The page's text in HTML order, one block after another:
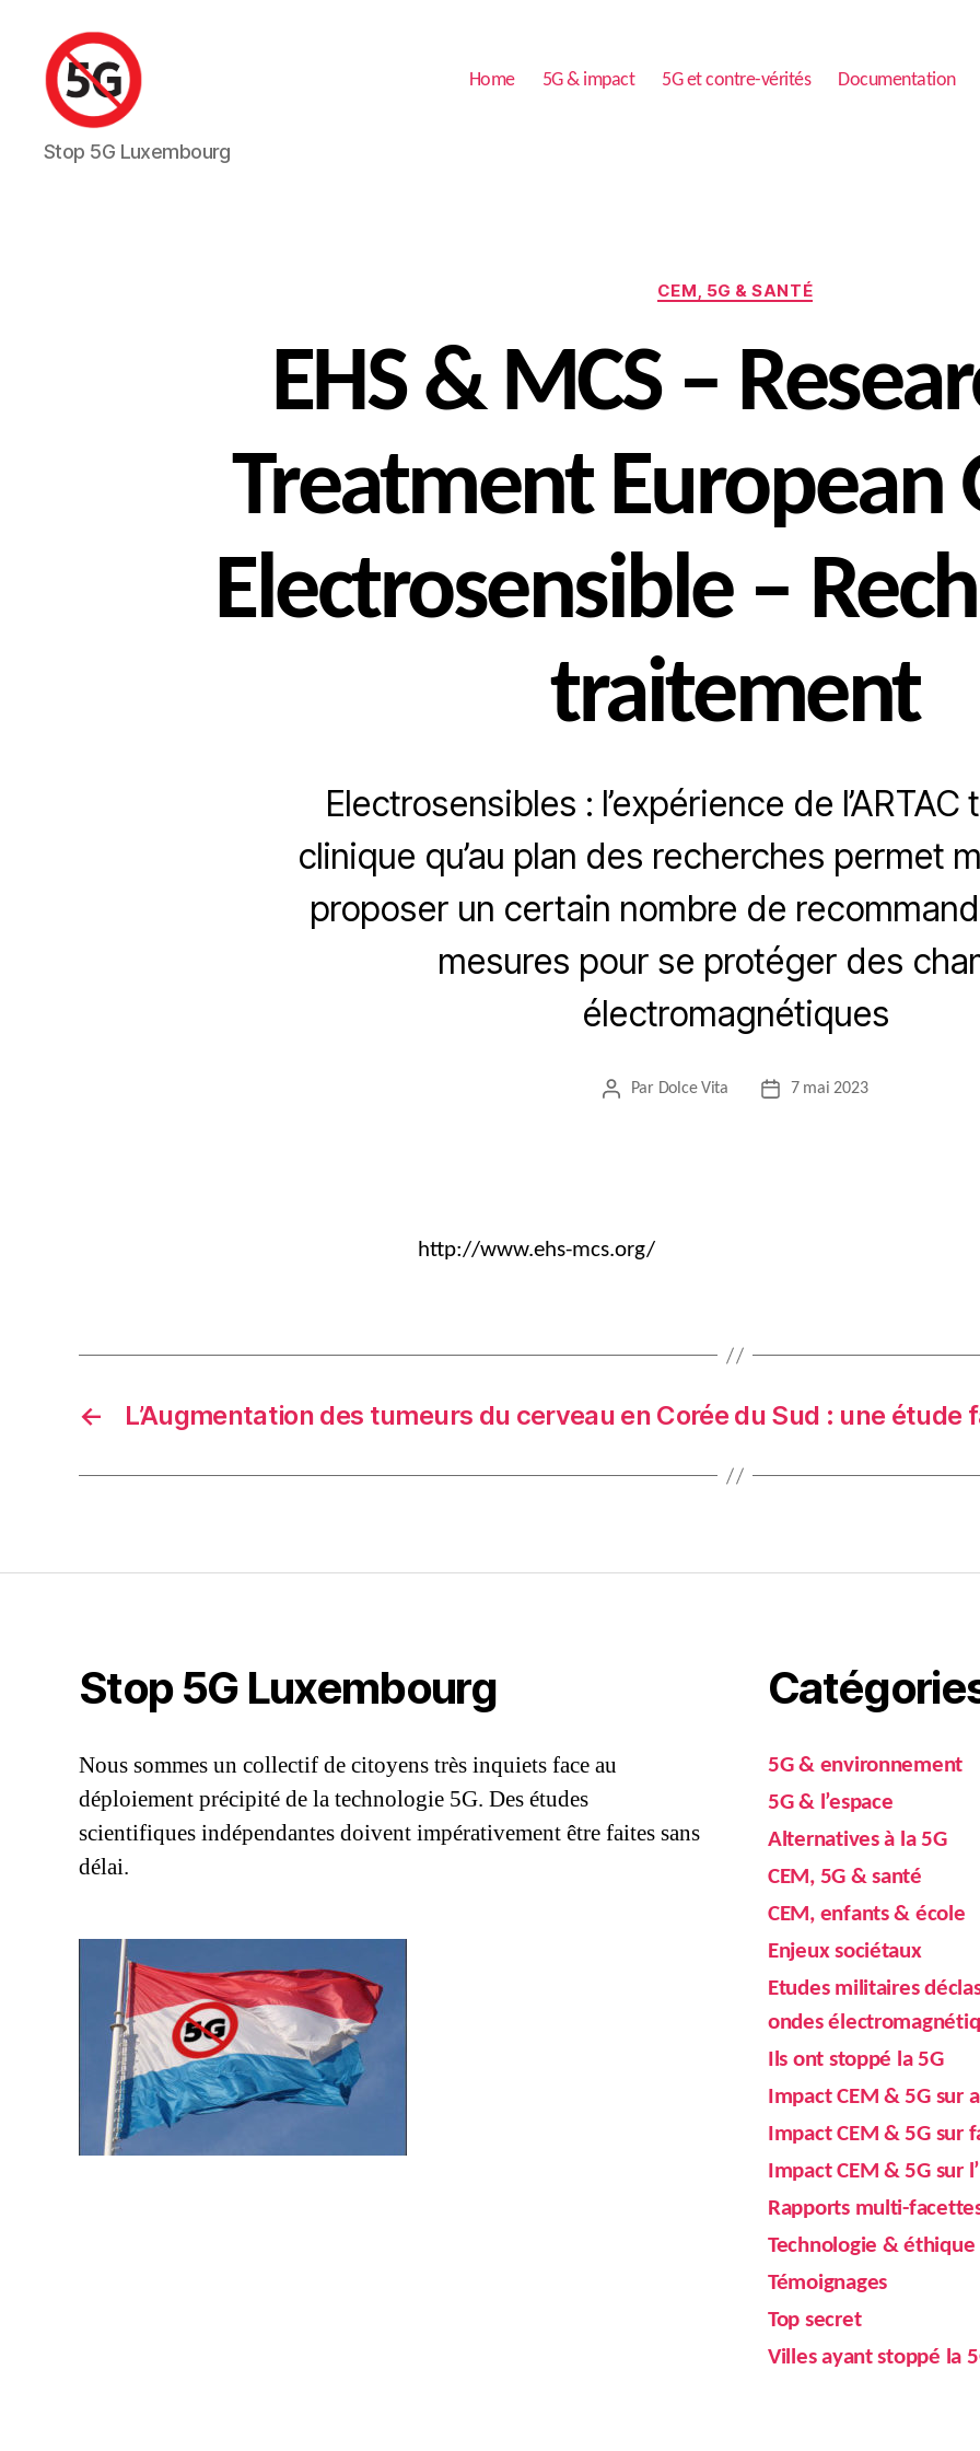
Stop
5G
Stop 5G Luxembourg
Home 5G & impact 5G et contre-vérités Documentation
Catégories
CEM, 5G & SANTÉ
EHS & MCS –
Treatment European
Electrosensible –
traitement
Electrosensibles : l’expérience de l’ARTAC
clinique qu’au plan des recherches permet
proposer un certain nombre de
mesures pour se protéger des
électromagnétiques
Auteur
Par Dolce Vita
Date7 mai 2023
http://www.ehs-mcs.org/
← L’Augmentation des tumeurs du cerveau en Corée du Sud : une
Stop 5G Luxembourg
Nous sommes un collectif de citoyens très inquiets face au
déploiement précipité de la technologie 5G. Des études
scientifiques indépendantes doivent impérativement être faites sans
délai.
5G & environnement
5G & l’espace
Alternatives à la 5G
CEM, 5G & santé
CEM, enfants & école
Enjeux sociétaux
Etudes militaires
ondes
Ils ont stoppé la 5G
Impact CEM & 5G sur
Impact CEM & 5G sur
Impact CEM & 5G sur
Rapports multi-
Technologie & éthique
Témoignages
Top secret
Villes ayant stoppé la